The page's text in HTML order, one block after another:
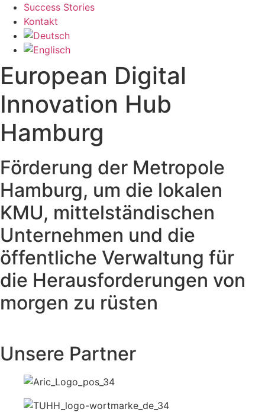
Success Stories
Kontakt
European Digital
Innovation Hub
Hamburg
Förderung der Metropole
Hamburg, um die lokalen
KMU, mittelständischen
Unternehmen und die
öffentliche Verwaltung für
die Herausforderungen von
morgen zu rüsten
Unsere Partner